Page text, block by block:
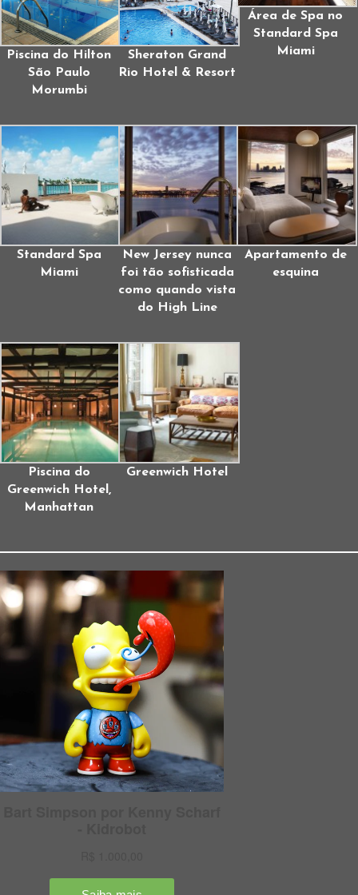
Piscina do Hilton
São Paulo
Morumbi
Sheraton Grand
Rio Hotel & Resort
Área de Spa no
Standard Spa
Miami
Standard Spa
Miami
New Jersey nunca
foi tão sofisticada
como quando vista
do High Line
Apartamento de
esquina
Piscina do
Greenwich Hotel,
Manhattan
Greenwich Hotel